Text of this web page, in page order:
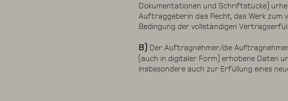
Dokumentationen und Schriftstücke)
Auftraggeberin das Recht, das Werk zum
Bedingung der vollständigen
B) Der Auftragnehmer/die
(auch in digitaler Form) erhobene Daten
insbesondere auch zur Erfüllung eines